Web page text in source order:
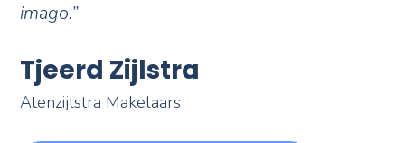
imago.”
Tjeerd Zijlstra
Atenzijlstra Makelaars